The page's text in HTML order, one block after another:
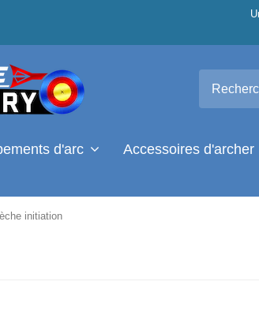
d'arc Accessoires d'archer
initiation